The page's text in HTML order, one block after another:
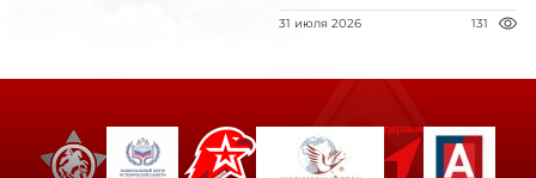
31 июля 2026 131